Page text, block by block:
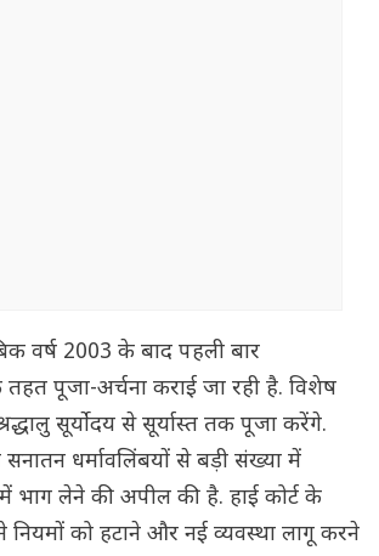
वर्ष 2003 के बाद पहली बार
पूजा-अर्चना कराई जा रही है. विशेष
सूर्योदय से सूर्यास्त तक पूजा करेंगे.
धर्मावलिंबयों से बड़ी संख्या में
भाग लेने की अपील की है. हाई कोर्ट के
को हटाने और नई व्यवस्था लागू करने